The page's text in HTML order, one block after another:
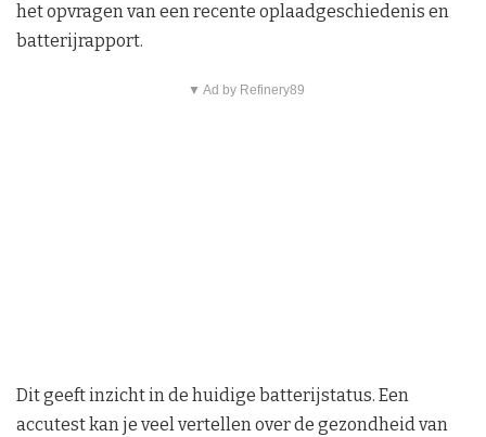
het opvragen van een recente oplaadgeschiedenis en
batterijrapport.
▼ Ad by Refinery89
Dit geeft inzicht in de huidige batterijstatus. Een
accutest kan je veel vertellen over de gezondheid van